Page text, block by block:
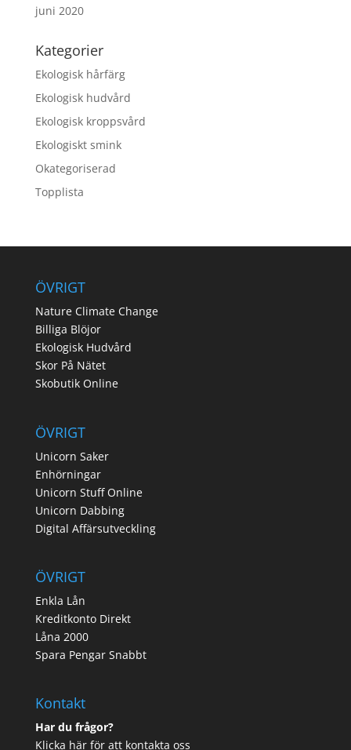
juni 2020
Kategorier
Ekologisk hårfärg
Ekologisk hudvård
Ekologisk kroppsvård
Ekologiskt smink
Okategoriserad
Topplista
ÖVRIGT
Nature Climate Change
Billiga Blöjor
Ekologisk Hudvård
Skor På Nätet
Skobutik Online
ÖVRIGT
Unicorn Saker
Enhörningar
Unicorn Stuff Online
Unicorn Dabbing
Digital Affärsutveckling
ÖVRIGT
Enkla Lån
Kreditkonto Direkt
Låna 2000
Spara Pengar Snabbt
Kontakt
Har du frågor?
Klicka här för att kontakta oss